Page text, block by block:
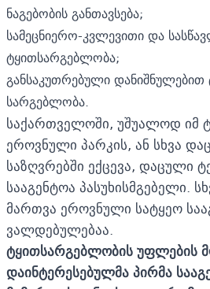
ნაგებობის განთავსება;
სამეცნიერო-კვლევითი და
ტყითსარგებლობა;
განსაკუთრებული
სარგებლობა.
საქართველოში, უშუალოდ იმ
ეროვნული პარკის, ან სხვა
საზღვრებში ექცევა, დაცული
სააგენტოა პასუხისმგებელი.
მართვა ეროვნული სატყეო
ვალდებულებაა.
ტყითსარგებლობის უფლების
დაინტერესებულმა პირმა